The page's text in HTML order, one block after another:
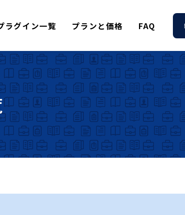
ラグイン一覧 プランと価格 FAQ